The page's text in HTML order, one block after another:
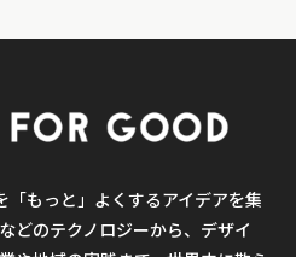
「もっと」よくするアイデアを集
どのテクノロジーから、デザイ